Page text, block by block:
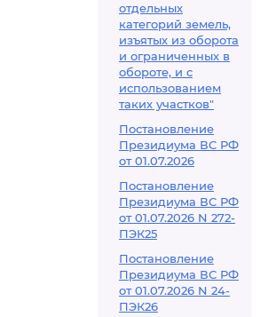
отдельных
категорий земель,
изъятых из оборота
и ограниченных в
обороте, и с
использованием
таких участков"
Постановление
Президиума ВС РФ
от 01.07.2026
Постановление
Президиума ВС РФ
от 01.07.2026 N 272-
ПЭК25
Постановление
Президиума ВС РФ
от 01.07.2026 N 24-
ПЭК26